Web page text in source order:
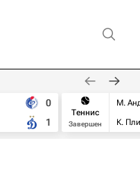
0
1
Теннис
Завершен
М.
К.